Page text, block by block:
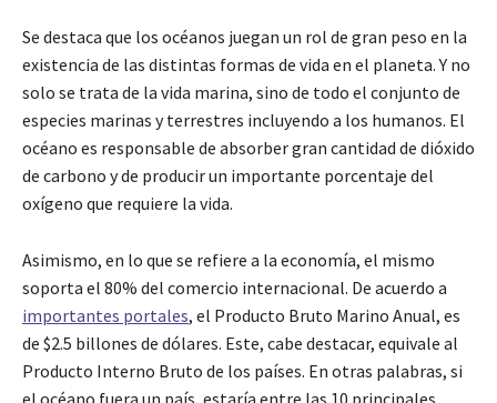
Se destaca que los océanos juegan un rol de gran peso en la
existencia de las distintas formas de vida en el planeta. Y no
solo se trata de la vida marina, sino de todo el conjunto de
especies marinas y terrestres incluyendo a los humanos. El
océano es responsable de absorber gran cantidad de dióxido
de carbono y de producir un importante porcentaje del
oxígeno que requiere la vida.
Asimismo, en lo que se refiere a la economía, el mismo
soporta el 80% del comercio internacional. De acuerdo a
importantes portales, el Producto Bruto Marino Anual, es
de $2.5 billones de dólares. Este, cabe destacar, equivale al
Producto Interno Bruto de los países. En otras palabras, si